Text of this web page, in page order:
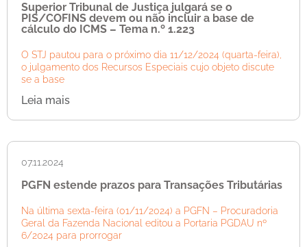
Superior Tribunal de Justiça julgará se o
PIS/COFINS devem ou não incluir a base de
cálculo do ICMS – Tema n.º 1.223
O STJ pautou para o próximo dia 11/12/2024 (quarta-feira),
o julgamento dos Recursos Especiais cujo objeto discute
se a base
Leia mais
07.11.2024
PGFN estende prazos para Transações Tributárias
Na última sexta-feira (01/11/2024) a PGFN – Procuradoria
Geral da Fazenda Nacional editou a Portaria PGDAU nº
6/2024 para prorrogar